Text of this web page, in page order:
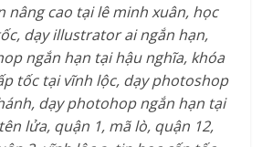
nâng cao tại lê minh xuân, học
dạy illustrator ai ngắn hạn,
ngắn hạn tại hậu nghĩa, khóa
tốc tại vĩnh lộc, dạy photoshop
dạy photohop ngắn hạn tại
lửa, quận 1, mã lò, quận 12,